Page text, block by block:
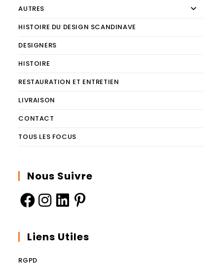
AUTRES
HISTOIRE DU DESIGN SCANDINAVE
DESIGNERS
HISTOIRE
RESTAURATION ET ENTRETIEN
LIVRAISON
CONTACT
TOUS LES FOCUS
Nous Suivre
Liens Utiles
RGPD